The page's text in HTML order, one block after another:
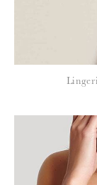
Para saber como